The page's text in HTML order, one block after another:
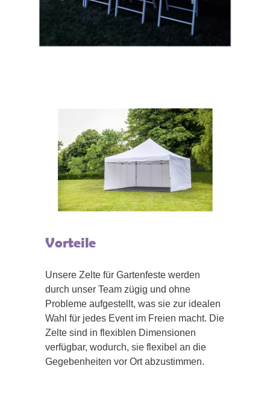
Vorteile
Unsere Zelte für Gartenfeste werden
durch unser Team zügig und ohne
Probleme aufgestellt, was sie zur idealen
Wahl für jedes Event im Freien macht. Die
Zelte sind in flexiblen Dimensionen
verfügbar, wodurch, sie flexibel an die
Gegebenheiten vor Ort abzustimmen.